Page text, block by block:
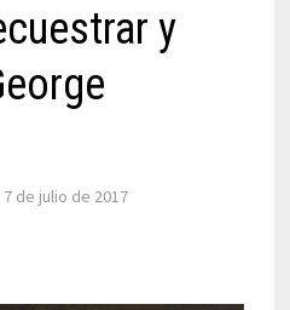
y
7 de julio de 2017